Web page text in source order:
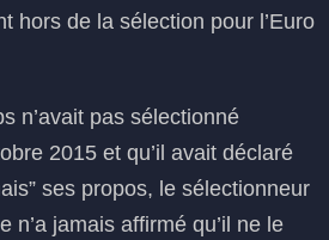
hors de la sélection pour l’Euro
n’avait pas sélectionné
2015 et qu’il avait déclaré
ses propos, le sélectionneur
n’a jamais affirmé qu’il ne le